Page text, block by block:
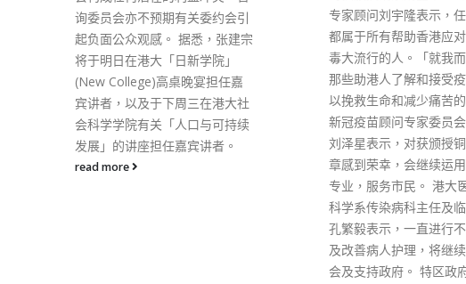
专家顾问刘宇隆表示，任何荣誉
都属于所有帮助香港应对新冠病
毒大流行的人。「就我而言，是
那些助港人了解和接受疫苗接种
以挽救生命和减少痛苦的人」。
新冠疫苗顾问专家委员会召集人
刘泽星表示，对获颁授铜紫荆星
章感到荣幸，会继续运用自己的
合共判囚20个月，包括
月18日和8月31日非法
今年4月16日已被判监
其后他因前年10.1非法
案，于今年5月28日再
月，而当中6个月刑期与
宗非法游行案的刑期分
即3案合共判囚20个月。
俊仁因前年8.18、10.1、
10.20，以及去年6.4等4
集结案，被控明知而参
他人参与未经批准集结
囚18个月。而李柱铭则